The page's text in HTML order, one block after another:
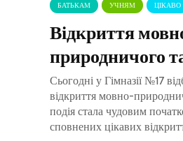
БАТЬКАМ УЧНЯМ ЦІКАВО
Відкриття
природничого
Сьогодні у Гімназії №17
відкриття мовно-
подія стала чудовим
сповнених цікавих